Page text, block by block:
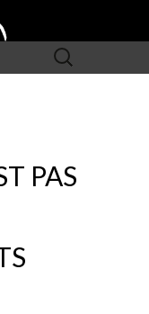
Rechercher :
PAS